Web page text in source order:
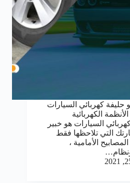
حليفة كهربائي السيارات
الكهربائية
السيارات هو خبير
التي تلاحظها فقط
الأمامية ،